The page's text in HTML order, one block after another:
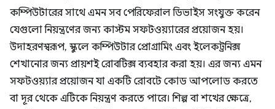
কম্পিউটারের সাথে এমন সব পেরিফেরাল ডিভাইস সংযুক্ত করেন
যেগুলো নিয়ন্ত্রণের জন্য কাস্টম সফটওয়্যারের প্রয়োজন হয়।
উদাহরণস্বরূপ, স্কুলে কম্পিউটার প্রোগ্রামিং এবং ইলেকট্রনিক্স
শেখানোর জন্য প্রায়শই রোবটিক্স ব্যবহার করা হয়। এর জন্য এমন
সফটওয়্যার প্রয়োজন যা একটি রোবটে কোড আপলোড করতে
বা দূর থেকে এটিকে নিয়ন্ত্রণ করতে পারে। শিল্প বা শখের ক্ষেত্রে,